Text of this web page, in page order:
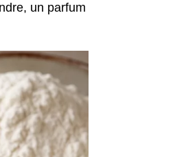
un parfum